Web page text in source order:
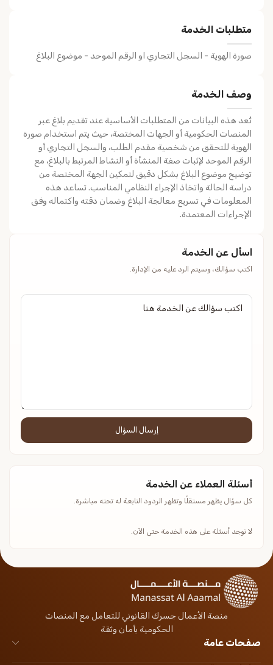
متطلبات الخدمة
صورة الهوية - السجل التجاري او الرقم الموحد - موضوع البلاغ
وصف الخدمة
تُعد هذه البيانات من المتطلبات الأساسية عند تقديم بلاغ عبر
المنصات الحكومية أو الجهات المختصة، حيث يتم استخدام صورة
الهوية للتحقق من شخصية مقدم الطلب، والسجل التجاري أو
الرقم الموحد لإثبات صفة المنشأة أو النشاط المرتبط بالبلاغ، مع
توضيح موضوع البلاغ بشكل دقيق لتمكين الجهة المختصة من
دراسة الحالة واتخاذ الإجراء النظامي المناسب. تساعد هذه
المعلومات في تسريع معالجة البلاغ وضمان دقته واكتماله وفق
الإجراءات المعتمدة.
اسأل عن الخدمة
اكتب سؤالك، وسيتم الرد عليه من الإدارة.
إرسال السؤال
أسئلة العملاء عن الخدمة
كل سؤال يظهر مستقلًا وتظهر الردود التابعة له تحته مباشرة.
لا توجد أسئلة على هذه الخدمة حتى الآن.
منصة الأعمال جسرك القانوني للتعامل مع المنصات
الحكومية بأمان وثقة
صفحات عامة